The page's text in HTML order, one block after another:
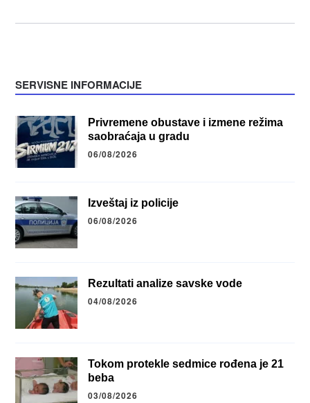
SERVISNE INFORMACIJE
Privremene obustave i izmene režima
saobraćaja u gradu
06/08/2026
Izveštaj iz policije
06/08/2026
Rezultati analize savske vode
04/08/2026
Tokom protekle sedmice rođena je 21
beba
03/08/2026